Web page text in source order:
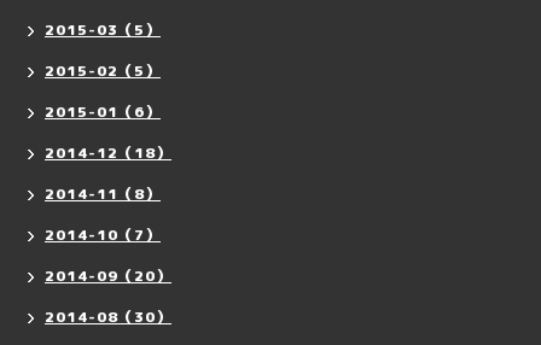
2015-03（5）
2015-02（5）
2015-01（6）
2014-12（18）
2014-11（8）
2014-10（7）
2014-09（20）
2014-08（30）